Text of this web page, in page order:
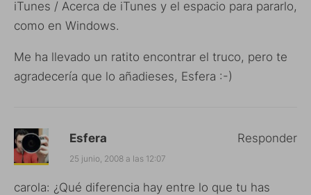
iTunes / Acerca de iTunes y el espacio para pararlo,
como en Windows.
Me ha llevado un ratito encontrar el truco, pero te
agradecería que lo añadieses, Esfera :-)
Esfera
25 junio, 2008 a las 12:07
carola: ¿Qué diferencia hay entre lo que tu has
Responder